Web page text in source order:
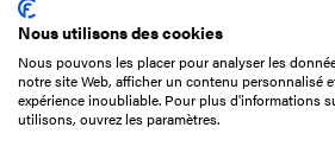
15 Boulevard de Douaumont
75017 Paris
01 49 10 20 29
Nous utilisons des cookies
Nous pouvons les placer pour analyser les
notre site Web, afficher un contenu personnalisé
expérience inoubliable. Pour plus d'informations
utilisons, ouvrez les paramètres.